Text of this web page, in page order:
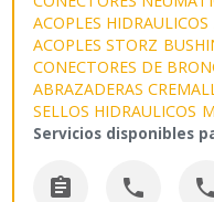
ACOPLES HIDRAULICOS
ACOPLES STORZ
CONECTORES DE
ABRAZADERAS
SELLOS HIDRAULICOS
Servicios disponibles
 